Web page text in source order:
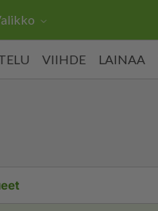
VIIHDE LAINAA